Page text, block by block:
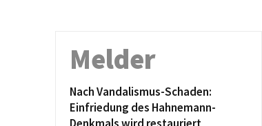
Melder
Nach Vandalismus-Schaden:
Einfriedung des Hahnemann-